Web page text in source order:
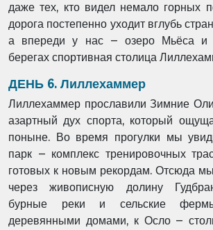
даже тех, кто видел немало горных
дорога постепенно уходит вглубь
а впереди у нас – озеро Мьёса и
берегах спортивная столица
ДЕНЬ 6. Лиллехаммер
Лиллехаммер прославили Зимние
азартный дух спорта, который
поныне. Во время прогулки мы
парк – комплекс тренировочных
готовых к новым рекордам. Отсюда
через живописную долину
бурные реки и сельские
деревянными домами, к Осло –